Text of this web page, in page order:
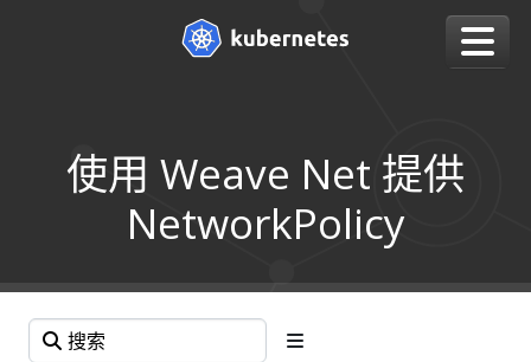
使用 Weave Net 提供
NetworkPolicy